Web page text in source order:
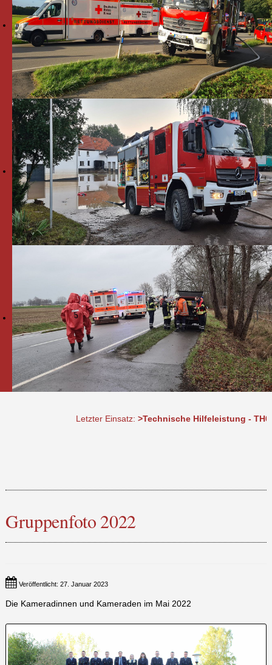
Letzter Einsatz:>Technische Hilfeleistung - TH0 DLK
Gruppenfoto 2022
Veröffentlicht: 27. Januar 2023
Die Kameradinnen und Kameraden im Mai 2022